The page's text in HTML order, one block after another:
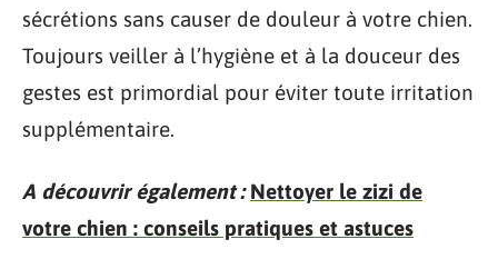
sécrétions sans causer de douleur à votre chien.
Toujours veiller à l’hygiène et à la douceur des
gestes est primordial pour éviter toute irritation
supplémentaire.
A découvrir également : Nettoyer le zizi de
votre chien : conseils pratiques et astuces